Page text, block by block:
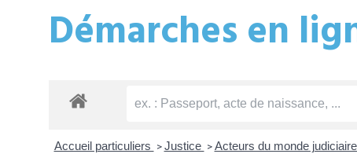
Démarches en
Accueil particuliers > Justice > Acteurs du monde judiciaire